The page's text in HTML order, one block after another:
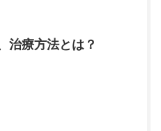
治療方法とは？